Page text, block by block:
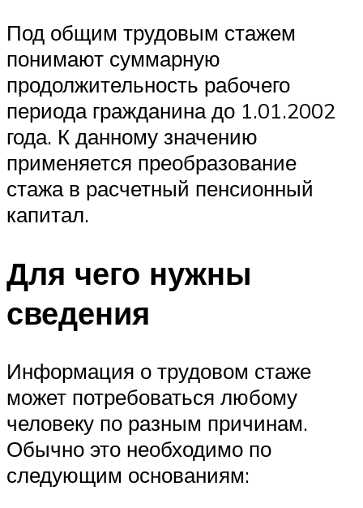
Под общим трудовым стажем
понимают суммарную
продолжительность рабочего
периода гражданина до 1.01.2002
года. К данному значению
применяется преобразование
стажа в расчетный пенсионный
капитал.
Для чего нужны
сведения
Информация о трудовом стаже
может потребоваться любому
человеку по разным причинам.
Обычно это необходимо по
следующим основаниям: